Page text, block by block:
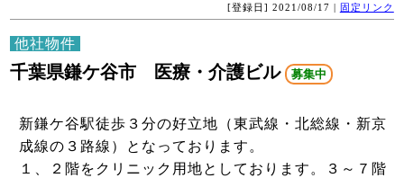
[登録日] 2021/08/17 | 固定リンク
他社物件
千葉県鎌ケ谷市 医療・介護ビル 募集中
新鎌ケ谷駅徒歩３分の好立地（東武線・北総線・新京
成線の３路線）となっております。
１、２階をクリニック用地としております。３～７階